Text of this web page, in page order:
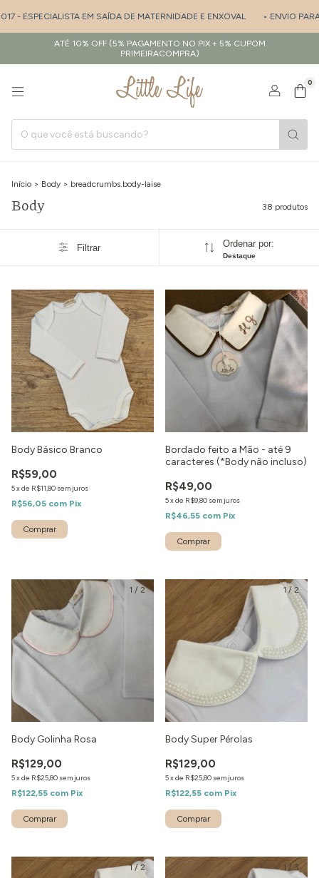
EM SAÍDA DE MATERNIDADE E ENXOVAL • ENVIO PARA TODO
ATÉ 10% OFF (5% PAGAMENTO NO PIX + 5% CUPOM
PRIMEIRACOMPRA)
0
Início > Body > breadcrumbs.body-laise
Body 38 produtos
Filtrar Ordenar por:
Destaque
Body Básico Branco
R$59,00
5xde R$11,80 sem juros
R$56,05 com Pix
Comprar
1 /7
Bordado feito a Mão - até 9
caracteres (*Body não incluso)
R$49,00
5xde R$9,80 sem juros
R$46,55 com Pix
1 / 2
Body Golinha Rosa
R$129,00
5xde R$25,80 sem juros
R$122,55 com Pix
1 /2
Body Super Pérolas
R$129,00
5xde R$25,80 sem juros
R$122,55 com Pix
1/2 1 / 3